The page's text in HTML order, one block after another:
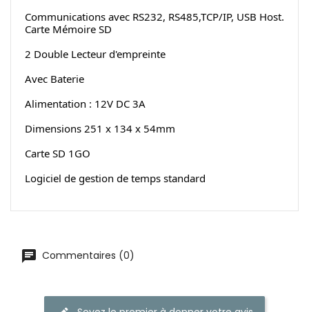
Communications avec RS232, RS485,TCP/IP, USB Host.
Carte Mémoire SD
2 Double Lecteur d'empreinte
Avec Baterie
Alimentation : 12V DC 3A
Dimensions 251 x 134 x 54mm
Carte SD 1GO
Logiciel de gestion de temps standard
Commentaires (0)